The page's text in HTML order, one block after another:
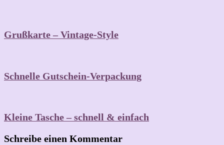
Grußkarte – Vintage-Style
Schnelle Gutschein-Verpackung
Kleine Tasche – schnell & einfach
Schreibe einen Kommentar